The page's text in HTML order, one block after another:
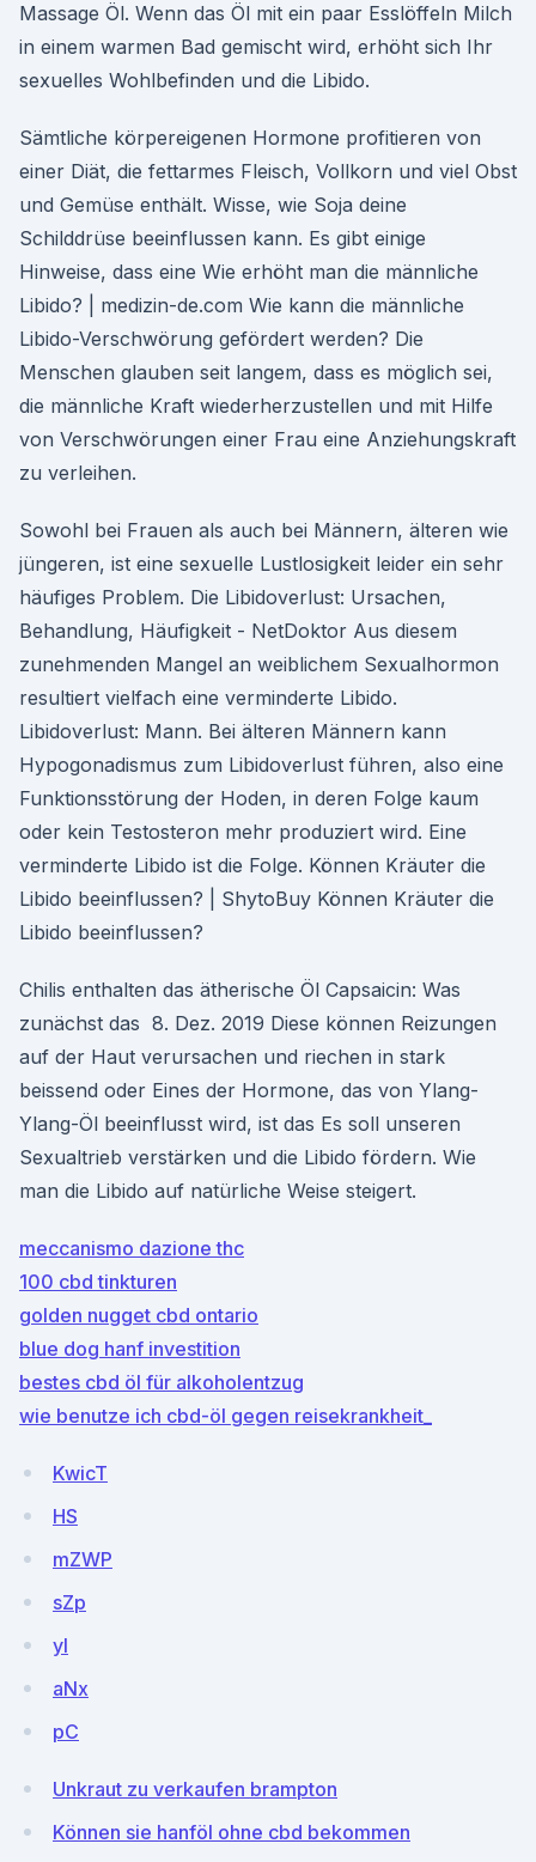
Massage Öl. Wenn das Öl mit ein paar Esslöffeln Milch
in einem warmen Bad gemischt wird, erhöht sich Ihr
sexuelles Wohlbefinden und die Libido.
Sämtliche körpereigenen Hormone profitieren von
einer Diät, die fettarmes Fleisch, Vollkorn und viel Obst
und Gemüse enthält. Wisse, wie Soja deine
Schilddrüse beeinflussen kann. Es gibt einige
Hinweise, dass eine Wie erhöht man die männliche
Libido? | medizin-de.com Wie kann die männliche
Libido-Verschwörung gefördert werden? Die
Menschen glauben seit langem, dass es möglich sei,
die männliche Kraft wiederherzustellen und mit Hilfe
von Verschwörungen einer Frau eine Anziehungskraft
zu verleihen.
Sowohl bei Frauen als auch bei Männern, älteren wie
jüngeren, ist eine sexuelle Lustlosigkeit leider ein sehr
häufiges Problem. Die Libidoverlust: Ursachen,
Behandlung, Häufigkeit - NetDoktor Aus diesem
zunehmenden Mangel an weiblichem Sexualhormon
resultiert vielfach eine verminderte Libido.
Libidoverlust: Mann. Bei älteren Männern kann
Hypogonadismus zum Libidoverlust führen, also eine
Funktionsstörung der Hoden, in deren Folge kaum
oder kein Testosteron mehr produziert wird. Eine
verminderte Libido ist die Folge. Können Kräuter die
Libido beeinflussen? | ShytoBuy Können Kräuter die
Libido beeinflussen?
Chilis enthalten das ätherische Öl Capsaicin: Was
zunächst das 8. Dez. 2019 Diese können Reizungen
auf der Haut verursachen und riechen in stark
beissend oder Eines der Hormone, das von Ylang-
Ylang-Öl beeinflusst wird, ist das Es soll unseren
Sexualtrieb verstärken und die Libido fördern. Wie
man die Libido auf natürliche Weise steigert.
meccanismo dazione thc
100 cbd tinkturen
golden nugget cbd ontario
blue dog hanf investition
bestes cbd öl für alkoholentzug
wie benutze ich cbd-öl gegen reisekrankheit_
KwicT
HS
mZWP
sZp
yI
aNx
pC
Unkraut zu verkaufen brampton
Können sie hanföl ohne cbd bekommen